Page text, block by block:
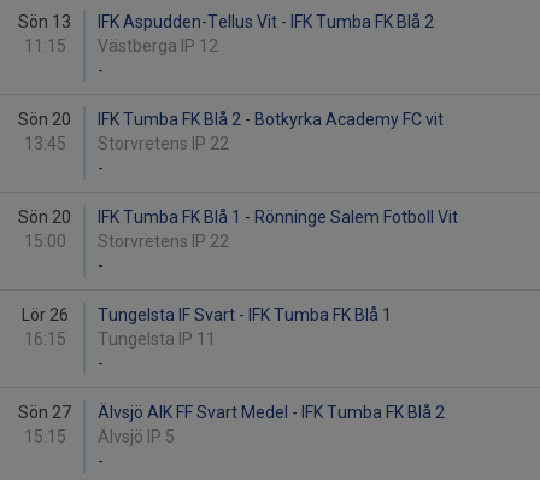
Sön 13
11:15
IFK Aspudden-Tellus Vit - IFK Tumba FK Blå 2
Västberga IP 12
-
Sön 20
13:45
IFK Tumba FK Blå 2 - Botkyrka Academy FC vit
Storvretens IP 22
-
Sön 20
15:00
IFK Tumba FK Blå 1 - Rönninge Salem Fotboll Vit
Storvretens IP 22
-
Lör 26
16:15
Tungelsta IF Svart - IFK Tumba FK Blå 1
Tungelsta IP 11
-
Sön 27
15:15
Älvsjö AIK FF Svart Medel - IFK Tumba FK Blå 2
Älvsjö IP 5
-